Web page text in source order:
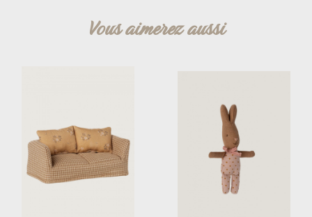
Vous aimerez aussi